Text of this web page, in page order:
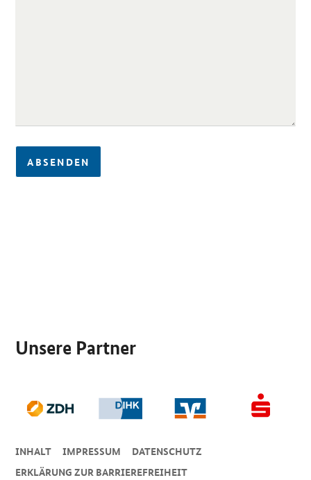
ABSENDEN
Unsere Partner
INHALT IMPRESSUM
DA­TEN­SCHUTZ
ERKLÄRUNG ZUR BARRIEREFREIHEIT